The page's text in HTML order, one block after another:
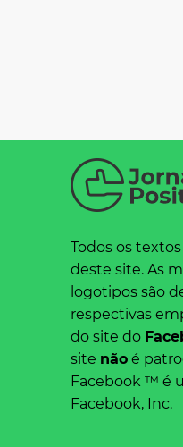
Todos os
deste site. As
logotipos são
respectivas
do site do
site não é
Facebook ™ é
Facebook, Inc.